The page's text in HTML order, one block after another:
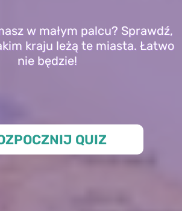
w małym palcu? Sprawdź,
kraju leżą te miasta. Łatwo
nie będzie!
QUIZ